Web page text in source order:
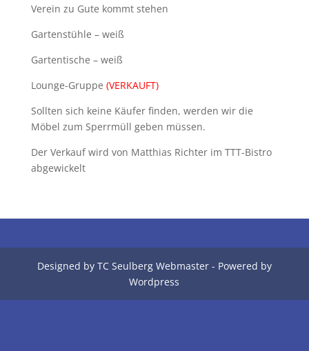
Verein zu Gute kommt stehen
Gartenstühle – weiß
Gartentische – weiß
Lounge-Gruppe (VERKAUFT)
Sollten sich keine Käufer finden, werden wir die
Möbel zum Sperrmüll geben müssen.
Der Verkauf wird von Matthias Richter im TTT-Bistro
abgewickelt
Designed by TC Seulberg Webmaster - Powered by
Wordpress